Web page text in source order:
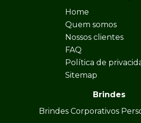
Home
Quem somos
Nossos clientes
FAQ
Política de
Sitemap
Brindes
Brindes Corporativos